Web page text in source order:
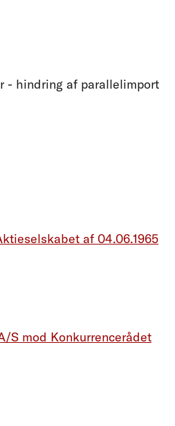
- hindring af parallelimport
af 04.06.1965
S mod Konkurrencerådet